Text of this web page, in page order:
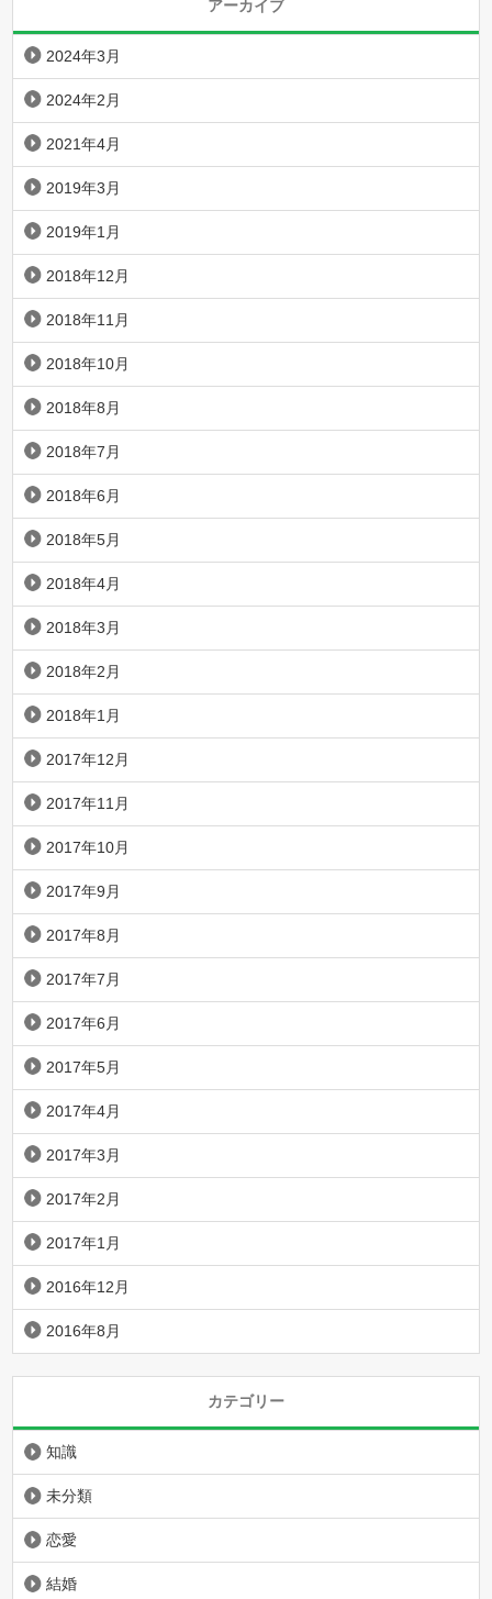
アーカイブ
2024年3月
2024年2月
2021年4月
2019年3月
2019年1月
2018年12月
2018年11月
2018年10月
2018年8月
2018年7月
2018年6月
2018年5月
2018年4月
2018年3月
2018年2月
2018年1月
2017年12月
2017年11月
2017年10月
2017年9月
2017年8月
2017年7月
2017年6月
2017年5月
2017年4月
2017年3月
2017年2月
2017年1月
2016年12月
2016年8月
カテゴリー
知識
未分類
恋愛
結婚